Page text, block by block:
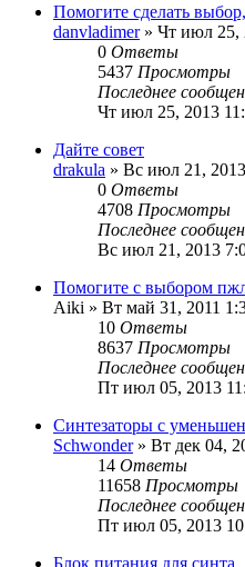
Помогите сделать
danvladimer» Чт июл 25,
0 Ответы
5437 Просмотры
Последнее
Чт июл 25, 2013
Дайте совет
drakula » Вс июл 21,
0 Ответы
4708 Просмотры
Последнее
Вс июл 21, 2013
Помогите с выбором
Aiki » Вт май 31, 2011
10 Ответы
8637 Просмотры
Последнее
Пт июл 05, 2013
Синтезаторы с
Schwonder» Вт дек 04,
14 Ответы
11658 Просмотры
Последнее
Пт июл 05, 2013
Блок питания для синта